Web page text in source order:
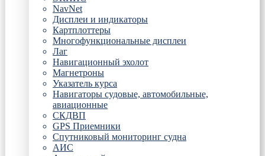
NavNet
Дисплеи и индикаторы
Картплоттеры
Многофункциональные дисплеи
Лаг
Навигационный эхолот
Магнетроны
Указатель курса
Навигаторы судовые, автомобильные,
авиационные
СКДВП
GPS Приемники
Спутниковый мониторинг судна
АИС